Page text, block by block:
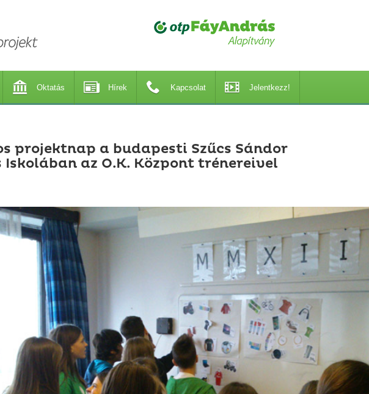
Oktatás Hírek Kapcsolat Jelentkezz!
projektnap a budapesti Szűcs Sándor
az O.K. Központ trénereivel